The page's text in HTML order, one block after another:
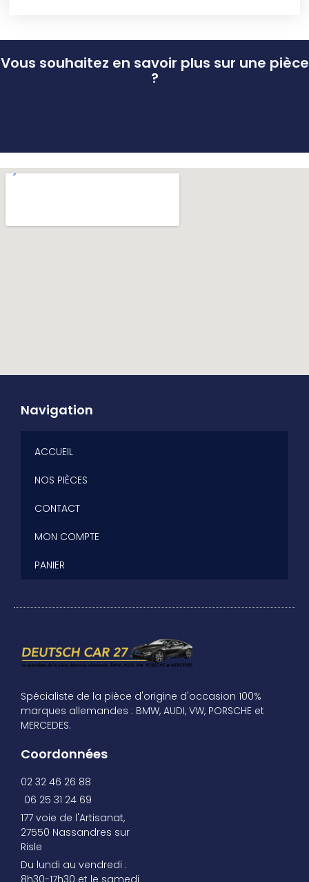
Vous souhaitez en savoir plus sur une pièce
?
Navigation
ACCUEIL
NOS PIÈCES
CONTACT
MON COMPTE
PANIER
Spécialiste de la pièce d'origine d'occasion 100%
marques allemandes : BMW, AUDI, VW, PORSCHE et
MERCEDES.
Coordonnées
02 32 46 26 88
06 25 31 24 69
177 voie de l'Artisanat,
27550 Nassandres sur
Risle
Du lundi au vendredi :
8h30-17h30 et le samedi